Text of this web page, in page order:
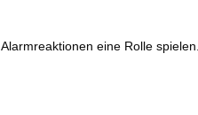
eine Rolle